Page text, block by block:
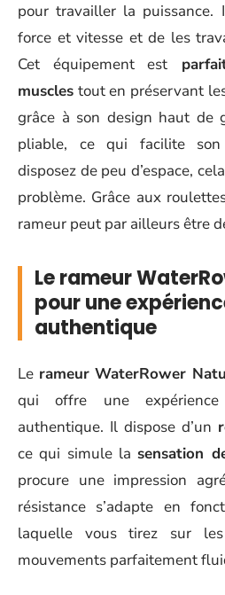
pour travailler la puissance.
force et vitesse et de les
Cet équipement est
muscles tout en préservant
grâce à son design haut de
pliable, ce qui facilite
disposez de peu d’espace,
problème. Grâce aux
rameur peut par ailleurs être
Le rameur
pour une
authentique
Le rameur WaterRower
qui offre une
authentique. Il dispose d’un
ce qui simule la sensation
procure une impression
résistance s’adapte en
laquelle vous tirez sur
mouvements parfaitement